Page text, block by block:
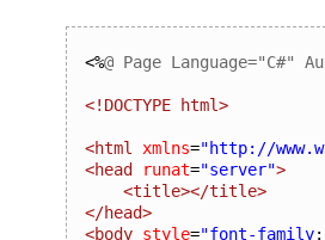
<%@ Page Language="C#"
<!DOCTYPE html>
<html xmlns="http://
<head
runat="server">
<title></title>
</head>
<body style="font-family: